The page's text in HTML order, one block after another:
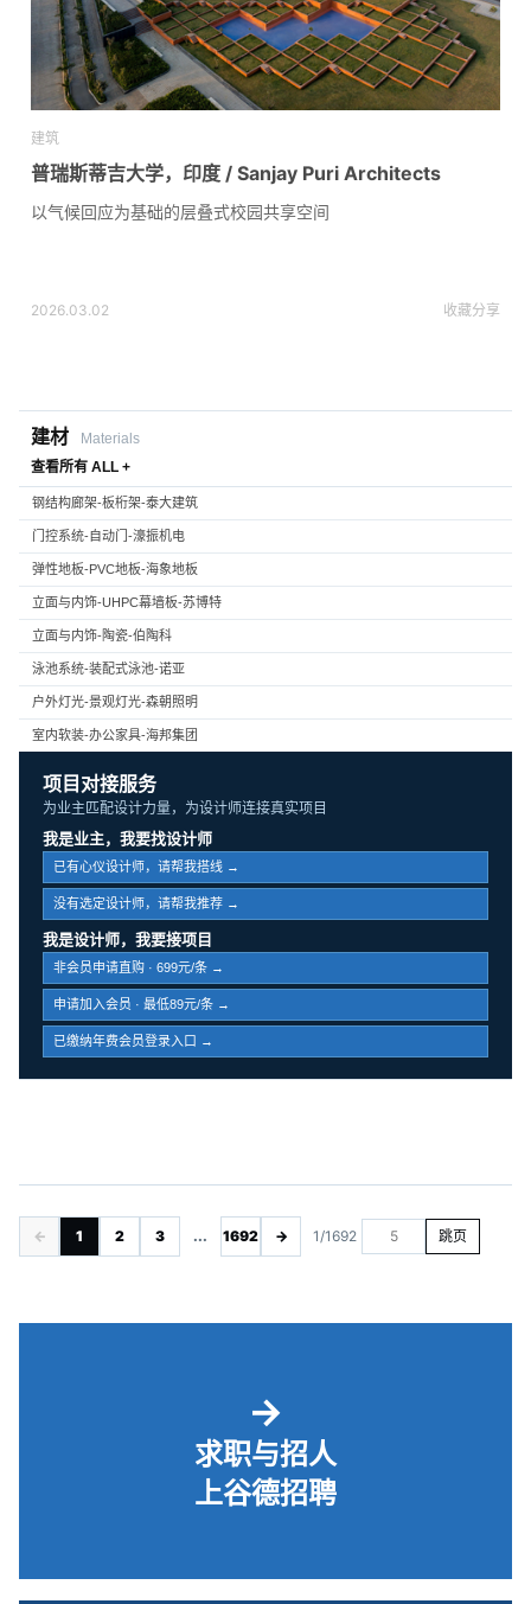
建筑
普瑞斯蒂吉大学，印度 / Sanjay Puri Architects
以气候回应为基础的层叠式校园共享空间
2026.03.02 收藏分享
建材
Materials
查看所有 ALL +
钢结构廊架-板桁架-泰大建筑
门控系统-自动门-濠振机电
弹性地板-PVC地板-海象地板
立面与内饰-UHPC幕墙板-苏博特
立面与内饰-陶瓷-伯陶科
泳池系统-装配式泳池-诺亚
户外灯光-景观灯光-森朝照明
室内软装-办公家具-海邦集团
项目对接服务
为业主匹配设计力量，为设计师连接真实项目
我是业主，我要找设计师
已有心仪设计师，请帮我搭线 →
没有选定设计师，请帮我推荐 →
我是设计师，我要接项目
非会员申请直购 · 699元/条 →
申请加入会员 · 最低89元/条 →
已缴纳年费会员登录入口 →
← 1 2 3 ... 1692 → 1/1692 跳页
→
求职与招人
上谷德招聘